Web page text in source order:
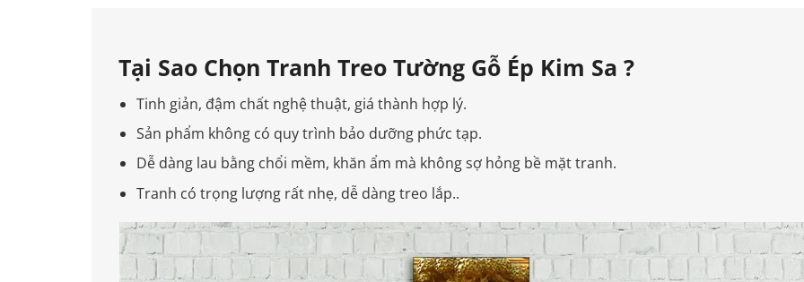
Tại Sao Chọn Tranh Treo Tường Gỗ Ép Kim Sa ?
Tinh giản, đậm chất nghệ thuật, giá thành hợp lý.
Sản phẩm không có quy trình bảo dưỡng phức tạp.
Dễ dàng lau bằng chổi mềm, khăn ẩm mà không sợ hỏng bề mặt tranh.
Tranh có trọng lượng rất nhẹ, dễ dàng treo lắp..